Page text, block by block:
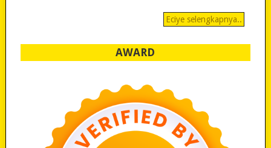
Eciye selengkapnya..
AWARD